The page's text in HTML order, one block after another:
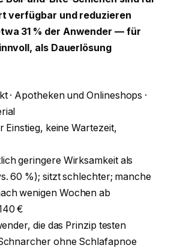
verfügbar und reduzieren
31 % der Anwender — für
als Dauerlösung
· Apotheken und Onlineshops ·
Einstieg, keine Wartezeit,
geringere Wirksamkeit als
60 %); sitzt schlechter; manche
wenigen Wochen ab
€
die das Prinzip testen
ohne Schlafapnoe